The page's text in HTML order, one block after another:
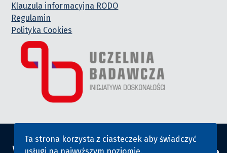
Klauzula informacyjna RODO
Regulamin
Polityka Cookies
Ta strona korzysta z ciasteczek aby świadczyć